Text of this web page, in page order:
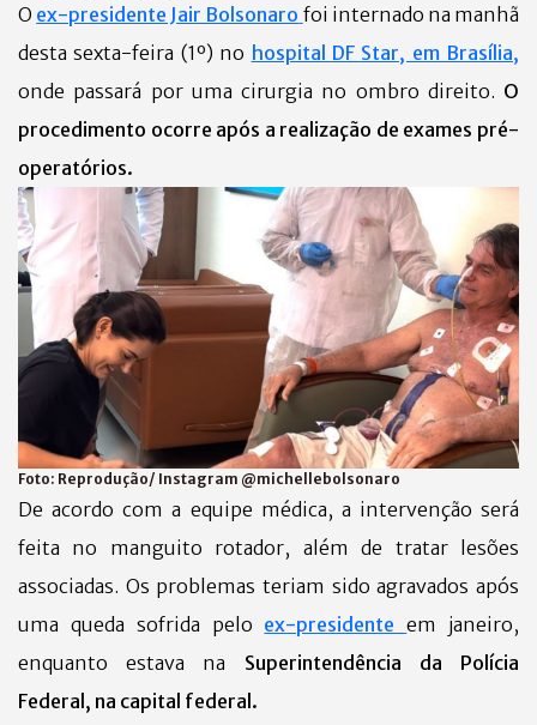
O ex-presidente Jair Bolsonaro foi internado na manhã
desta sexta-feira (1º) no hospital DF Star, em Brasília,
onde passará por uma cirurgia no ombro direito. O
procedimento ocorre após a realização de exames pré-
operatórios.
Foto: Reprodução/ Instagram @michellebolsonaro
De acordo com a equipe médica, a intervenção será
feita no manguito rotador, além de tratar lesões
associadas. Os problemas teriam sido agravados após
uma queda sofrida pelo ex-presidenteem janeiro,
enquanto estava na Superintendência da Polícia
Federal, na capital federal.